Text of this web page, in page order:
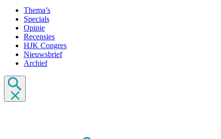
Thema’s
Specials
Opinie
Recensies
HJK Congres
Nieuwsbrief
Archief